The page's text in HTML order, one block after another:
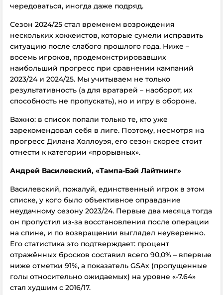
чередоваться, иногда даже подряд.
Сезон 2024/25 стал временем возрождения
нескольких хоккеистов, которые сумели исправить
ситуацию после слабого прошлого года. Ниже –
восемь игроков, продемонстрировавших
наибольший прогресс при сравнении кампаний
2023/24 и 2024/25. Мы учитываем не только
результативность (а для вратарей – наоборот, их
способность не пропускать), но и игру в обороне.
Важно: в список попали только те, кто уже
зарекомендовал себя в лиге. Поэтому, несмотря на
прогресс Дилана Холлоуэя, его сезон скорее стоит
отнести к категории «прорывных».
Андрей Василевский, «Тампа-Бэй Лайтнинг»
Василевский, пожалуй, единственный игрок в этом
списке, у кого было объективное оправдание
неудачному сезону 2023/24. Первые два месяца тогда
он пропустил из-за восстановления после операции
на спине, и по возвращении выглядел неуверенно.
Его статистика это подтверждает: процент
отражённых бросков составил всего 90,0% – впервые
ниже отметки 91%, а показатель GSAx (пропущенные
голы относительно ожидаемых) на уровне «-7.64»
стал худшим с 2016/17.